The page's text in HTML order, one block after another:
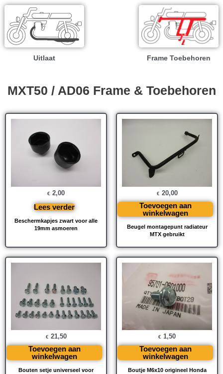
Uitlaat Frame Toebehoren
MXT50 / AD06 Frame & Toebehoren
Beschermkapjes zwart voor alle
19mm asmoeren
€ 2,00
Lees verder
Beugel montagepunt radiateur
MTX gebruikt
€ 20,00
Toevoegen aan
winkelwagen
Bouten setje universeel voor
€ 21,50
Toevoegen aan
winkelwagen
Boutje M6x10 origineel Honda
€ 1,50
Toevoegen aan
winkelwagen